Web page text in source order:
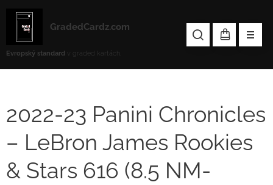
GradedCardz.com
Evropský standard v graded kartách.
2022-23 Panini Chronicles
– LeBron James Rookies
& Stars 616 (8.5 NM-